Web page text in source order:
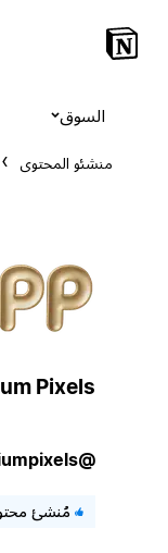
منشئو المحتوى
Pixels
مُنشئ محتوى